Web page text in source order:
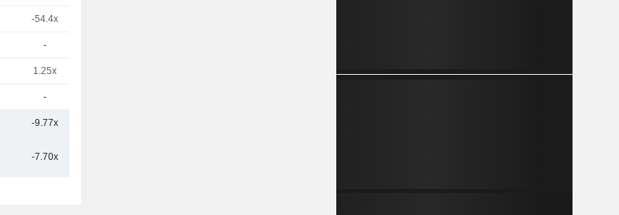
-54.4x
-
1.25x
-
-9.77x
-7.70x